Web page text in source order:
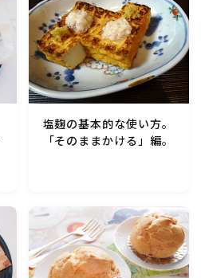
塩麹の基本的な使い方。
「そのままかける」編。